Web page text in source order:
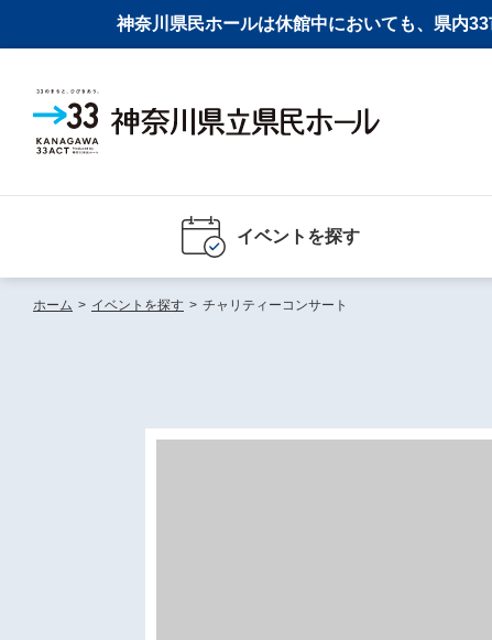
神奈川県民ホールは休館中においても、県内
イベントを探す
ホーム > イベントを探す > チャリティーコンサート